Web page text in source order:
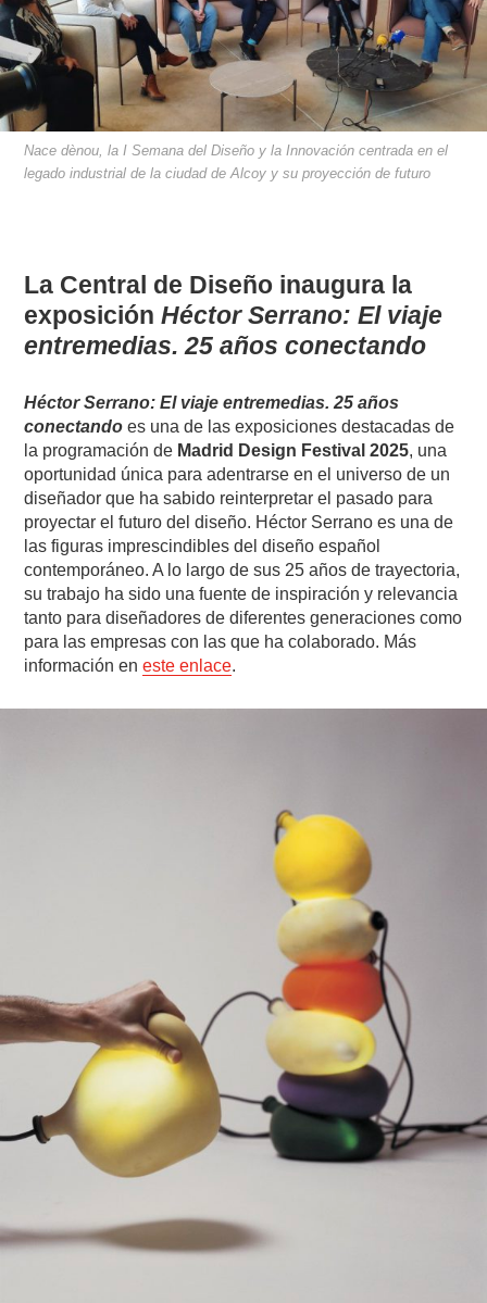
Nace dènou, la I Semana del Diseño y la Innovación centrada en el
legado industrial de la ciudad de Alcoy y su proyección de futuro
La Central de Diseño inaugura la
exposiciónHéctor Serrano: El viaje
entremedias. 25 años conectando
Héctor Serrano: El viaje entremedias. 25 años
conectando es una de las exposiciones destacadas de
la programación de Madrid Design Festival 2025, una
oportunidad única para adentrarse en el universo de un
diseñador que ha sabido reinterpretar el pasado para
proyectar el futuro del diseño. Héctor Serrano es una de
las figuras imprescindibles del diseño español
contemporáneo. A lo largo de sus 25 años de trayectoria,
su trabajo ha sido una fuente de inspiración y relevancia
tanto para diseñadores de diferentes generaciones como
para las empresas con las que ha colaborado. Más
información eneste enlace.